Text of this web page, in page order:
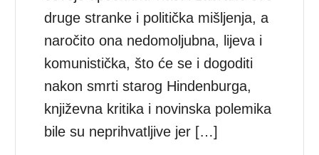
druge stranke i politička mišljenja, a
naročito ona nedomoljubna, lijeva i
komunistička, što će se i dogoditi
nakon smrti starog Hindenburga,
književna kritika i novinska polemika
bile su neprihvatljive jer […]